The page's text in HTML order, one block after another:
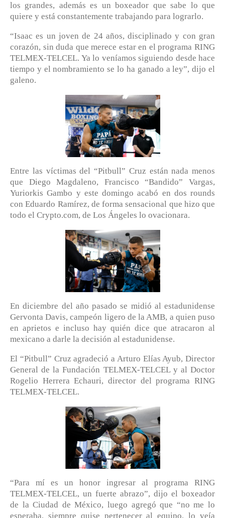
los grandes, además es un boxeador que sabe lo que
quiere y está constantemente trabajando para lograrlo.
“Isaac es un joven de 24 años, disciplinado y con gran
corazón, sin duda que merece estar en el programa RING
TELMEX-TELCEL. Ya lo veníamos siguiendo desde hace
tiempo y el nombramiento se lo ha ganado a ley”, dijo el
galeno.
Entre las víctimas del “Pitbull” Cruz están nada menos
que Diego Magdaleno, Francisco “Bandido” Vargas,
Yuriorkis Gambo y este domingo acabó en dos rounds
con Eduardo Ramírez, de forma sensacional que hizo que
todo el Crypto.com, de Los Ángeles lo ovacionara.
En diciembre del año pasado se midió al estadunidense
Gervonta Davis, campeón ligero de la AMB, a quien puso
en aprietos e incluso hay quién dice que atracaron al
mexicano a darle la decisión al estadunidense.
El “Pitbull” Cruz agradeció a Arturo Elías Ayub, Director
General de la Fundación TELMEX-TELCEL y al Doctor
Rogelio Herrera Echauri, director del programa RING
TELMEX-TELCEL.
“Para mí es un honor ingresar al programa RING
TELMEX-TELCEL, un fuerte abrazo”, dijo el boxeador
de la Ciudad de México, luego agregó que “no me lo
esperaba, siempre quise pertenecer al equipo, lo veía